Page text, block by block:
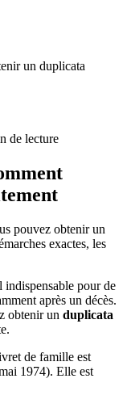
un duplicata
de lecture
pouvez obtenir un
exactes, les
pour de
après un décès.
obtenir un duplicata
de famille est
1974). Elle est